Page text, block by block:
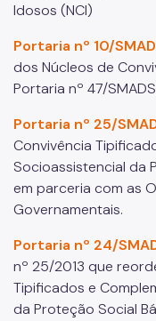
Imigrantes
Programa Cidade
Operação Altas
Coordenadoria de
Transferência de
Programa Bolsa
Renda Mínima
Benefício de
Idosos (NCI)
Portaria nº 10/
dos Núcleos de
Portaria nº 47/
Portaria nº 25/
Convivência
Socioassistencial da
em parceria com as
Governamentais.
Portaria nº 24/
nº 25/2013 que
Tipificados e
da Proteção Social